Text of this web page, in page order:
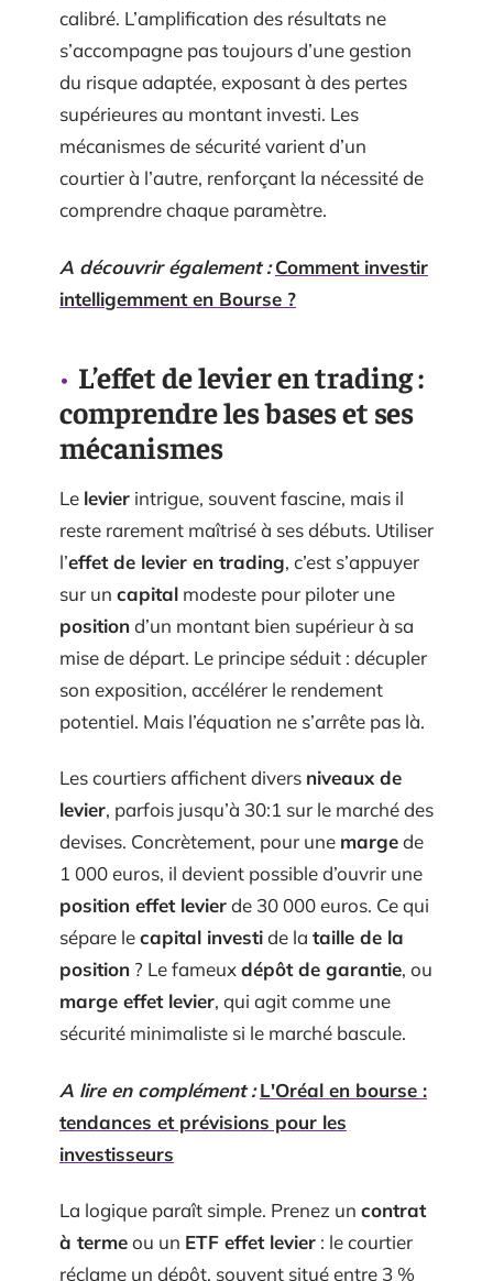
calibré. L’amplification des résultats ne
s’accompagne pas toujours d’une gestion
du risque adaptée, exposant à des pertes
supérieures au montant investi. Les
mécanismes de sécurité varient d’un
courtier à l’autre, renforçant la nécessité de
comprendre chaque paramètre.
A découvrir également : Comment investir
intelligemment en Bourse ?
L’effet de levier en trading :
comprendre les bases et ses
mécanismes
Le levier intrigue, souvent fascine, mais il
reste rarement maîtrisé à ses débuts. Utiliser
l’effet de levier en trading, c’est s’appuyer
sur un capital modeste pour piloter une
positiond’un montant bien supérieur à sa
mise de départ. Le principe séduit : décupler
son exposition, accélérer le rendement
potentiel. Mais l’équation ne s’arrête pas là.
Les courtiers affichent divers niveaux de
levier, parfois jusqu’à 30:1 sur le marché des
devises. Concrètement, pour une margede
1 000 euros, il devient possible d’ouvrir une
position effet levierde 30 000 euros. Ce qui
sépare lecapital investide la taille de la
position ? Le fameuxdépôt de garantie, ou
marge effet levier, qui agit comme une
sécurité minimaliste si le marché bascule.
A lire en complément : L'Oréal en bourse :
tendances et prévisions pour les
investisseurs
La logique paraît simple. Prenez un contrat
à termeou un ETF effet levier : le courtier
réclame un dépôt, souvent situé entre 3 %